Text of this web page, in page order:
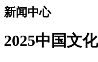
新闻中心
2025中国文